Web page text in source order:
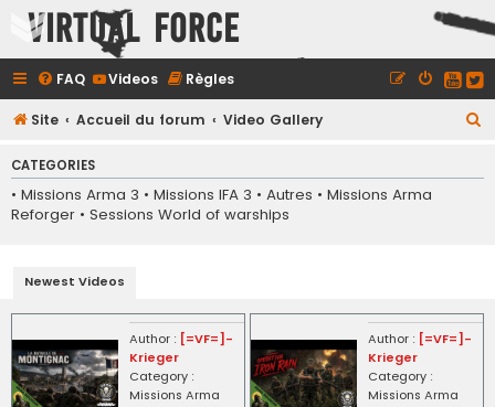
Virtual Force
FAQ Videos Règles
Site Accueil du forum Video Gallery
c
h
CATEGORIES
• Missions Arma 3 • Missions IFA 3 • Autres • Missions Arma
Reforger • Sessions World of warships
Newest Videos
Author : [=VF=]-
Krieger
Category :
Missions Arma
Author : [=VF=]-
Krieger
Category :
Missions Arma